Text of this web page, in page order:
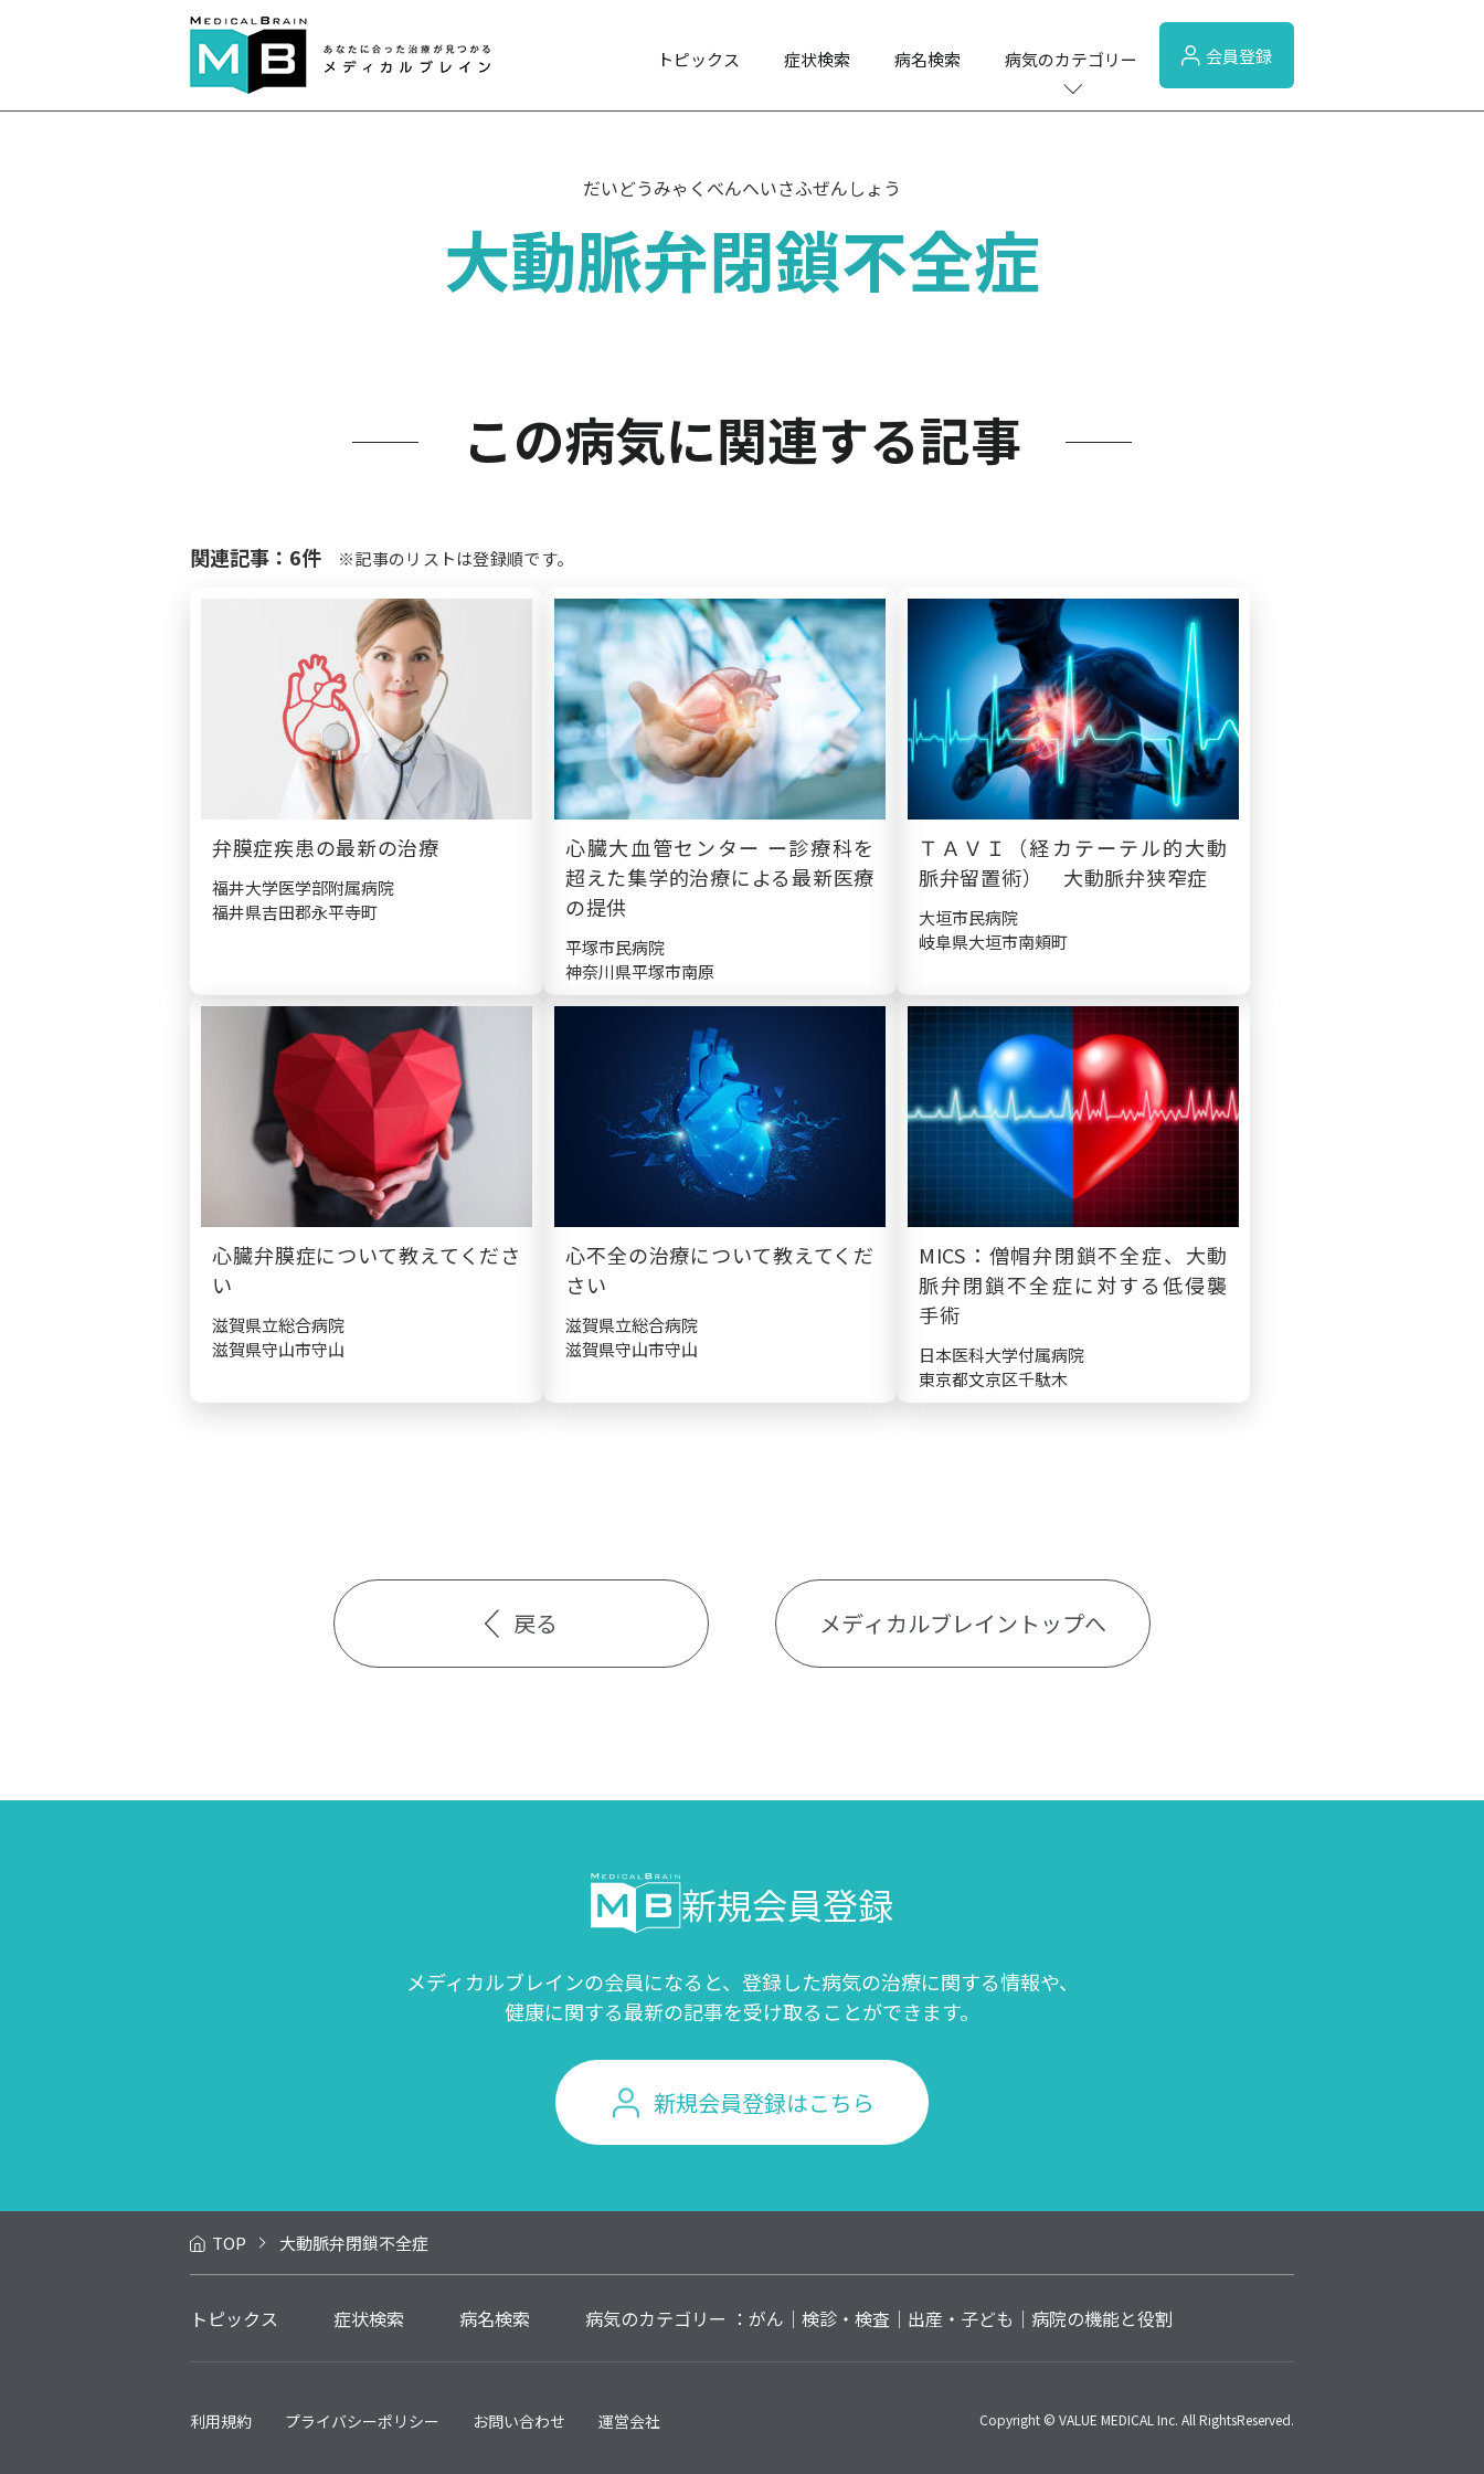
トピックス 症状検索 病名検索 病気のカテゴリー 会員登録
だいどうみゃくべんへいさふぜんしょう
大動脈弁閉鎖不全症
この病気に関連する記事
関連記事：6件 ※記事のリストは登録順です。
弁膜症疾患の最新の治療
福井大学医学部附属病院
福井県吉田郡永平寺町
心臓大血管センター ー診療科を
超えた集学的治療による最新医療
の提供
平塚市民病院
神奈川県平塚市南原
ＴＡＶＩ（経カテーテル的大動
脈弁留置術） 大動脈弁狭窄症
大垣市民病院
岐阜県大垣市南頬町
心臓弁膜症について教えてくださ
い
滋賀県立総合病院
滋賀県守山市守山
心不全の治療について教えてくだ
さい
滋賀県立総合病院
滋賀県守山市守山
MICS：僧帽弁閉鎖不全症、大動
脈弁閉鎖不全症に対する低侵襲
手術
日本医科大学付属病院
東京都文京区千駄木
戻る メディカルブレイントップへ
新規会員登録
メディカルブレインの会員になると、登録した病気の治療に関する情報や、
健康に関する最新の記事を受け取ることができます。
新規会員登録はこちら
TOP 大動脈弁閉鎖不全症
トピックス 症状検索 病名検索 病気のカテゴリー ： がん 検診・検査 出産・子ども 病院の機能と役割
利用規約 プライバシーポリシー お問い合わせ 運営会社 Copyright © VALUE MEDICAL Inc. All RightsReserved.